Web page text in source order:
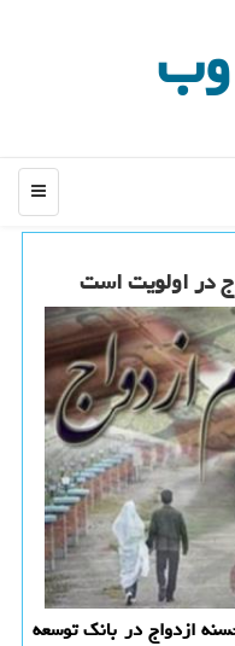
وب
منو
در اولویت است
ازدواج در بانك توسعه